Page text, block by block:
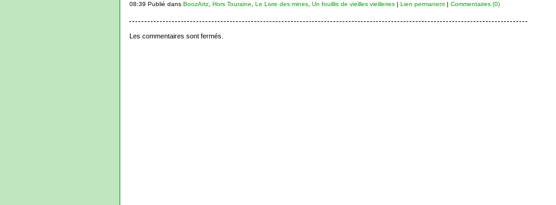
08:39 Publié dans BoozArtz, Hors Touraine Le Livre des mines, Un fouillis de vieilles vieilleries| Lien permanent| Commentaires (0)
Les commentaires sont fermés.